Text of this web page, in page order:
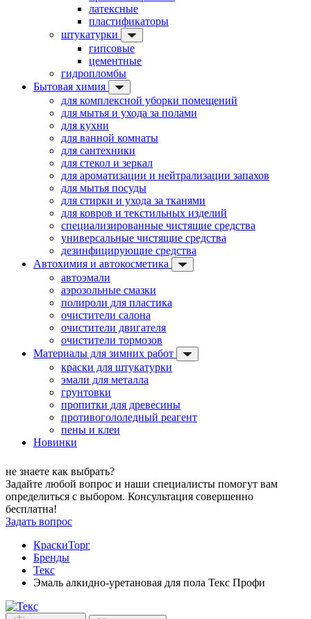
латексные
пластификаторы
штукатурки
гипсовые
цементные
гидропломбы
Бытовая химия
для комплексной уборки помещений
для мытья и ухода за полами
для кухни
для ванной комнаты
для сантехники
для стекол и зеркал
для ароматизации и нейтрализации запахов
для мытья посуды
для стирки и ухода за тканями
для ковров и текстильных изделий
специализированные чистящие средства
универсальные чистящие средства
дезинфицирующие средства
Автохимия и автокосметика
автоэмали
аэрозольные смазки
полироли для пластика
очистители салона
очистители двигателя
очистители тормозов
Материалы для зимних работ
краски для штукатурки
эмали для металла
грунтовки
пропитки для древесины
противогололедный реагент
пены и клеи
Новинки
не знаете как выбрать?
Задайте любой вопрос и наши специалисты помогут вам
определиться с выбором. Консультация совершенно
бесплатна!
Задать вопрос
КраскиТорг
Бренды
Текс
Эмаль алкидно-уретановая для пола Текс Профи